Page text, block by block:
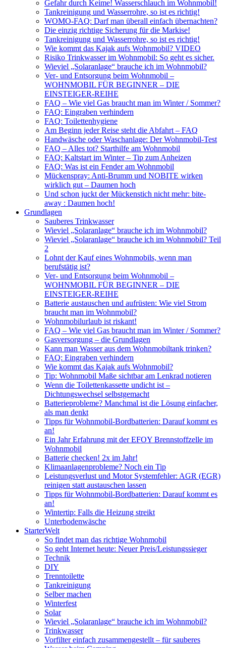
Gefahr durch Keime! Wasserschlauch im Wohnmobil!
Tankreinigung und Wasserrohre, so ist es richtig!
WOMO-FAQ: Darf man überall einfach übernachten?
Die einzig richtige Sicherung für die Markise!
Tankreinigung und Wasserrohre, so ist es richtig!
Wie kommt das Kajak aufs Wohnmobil? VIDEO
Risiko Trinkwasser im Wohnmobil: So geht es sicher.
Wieviel „Solaranlage“ brauche ich im Wohnmobil?
Ver- und Entsorgung beim Wohnmobil –
WOHNMOBIL FÜR BEGINNER – DIE
EINSTEIGER-REIHE
FAQ – Wie viel Gas braucht man im Winter / Sommer?
FAQ: Eingraben verhindern
FAQ: Toilettenhygiene
Am Beginn jeder Reise steht die Abfahrt – FAQ
Handwäsche oder Waschanlage: Der Wohnmobil-Test
FAQ – Alles tot? Starthilfe am Wohnmobil
FAQ: Kaltstart im Winter – Tip zum Anheizen
FAQ: Was ist ein Fender am Wohnmobil
Mückenspray: Anti-Brumm und NOBITE wirken
wirklich gut – Daumen hoch
Und schon juckt der Mückenstich nicht mehr: bite-
away : Daumen hoch!
Grundlagen
Sauberes Trinkwasser
Wieviel „Solaranlage“ brauche ich im Wohnmobil?
Wieviel „Solaranlage“ brauche ich im Wohnmobil? Teil
2
Lohnt der Kauf eines Wohnmobils, wenn man
berufstätig ist?
Ver- und Entsorgung beim Wohnmobil –
WOHNMOBIL FÜR BEGINNER – DIE
EINSTEIGER-REIHE
Batterie austauschen und aufrüsten: Wie viel Strom
braucht man im Wohnmobil?
Wohnmobilurlaub ist riskant!
FAQ – Wie viel Gas braucht man im Winter / Sommer?
Gasversorgung – die Grundlagen
Kann man Wasser aus dem Wohnmobiltank trinken?
FAQ: Eingraben verhindern
Wie kommt das Kajak aufs Wohnmobil?
Tip: Wohnmobil Maße sichtbar am Lenkrad notieren
Wenn die Toilettenkassette undicht ist –
Dichtungswechsel selbstgemacht
Batterieprobleme? Manchmal ist die Lösung einfacher,
als man denkt
Tipps für Wohnmobil-Bordbatterien: Darauf kommt es
an!
Ein Jahr Erfahrung mit der EFOY Brennstoffzelle im
Wohnmobil
Batterie checken! 2x im Jahr!
Klimaanlagenprobleme? Noch ein Tip
Leistungsverlust und Motor Systemfehler: AGR (EGR)
reinigen statt austauschen lassen
Tipps für Wohnmobil-Bordbatterien: Darauf kommt es
an!
Wintertip: Falls die Heizung streikt
Unterbodenwäsche
StarterWelt
So findet man das richtige Wohnmobil
So geht Internet heute: Neuer Preis/Leistungssieger
Technik
DIY
Trenntoilette
Tankreinigung
Selber machen
Winterfest
Solar
Wieviel „Solaranlage“ brauche ich im Wohnmobil?
Trinkwasser
Vorfilter einfach zusammengestellt – für sauberes